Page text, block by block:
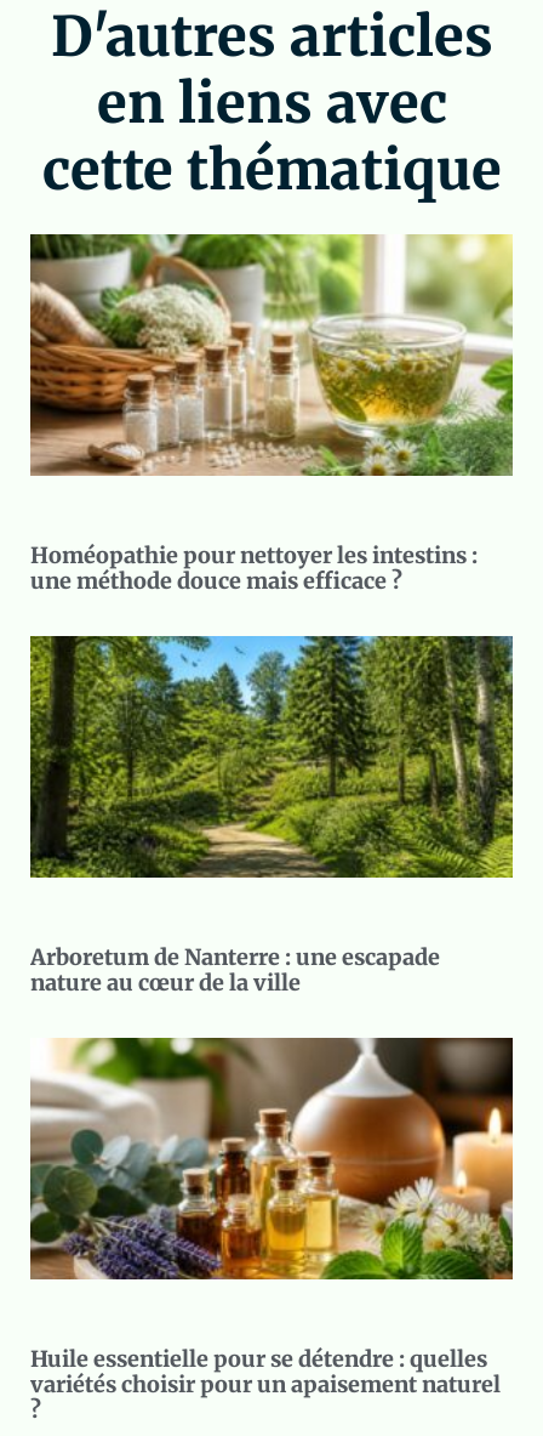
D'autres articles
en liens avec
cette thématique
Homéopathie pour nettoyer les intestins :
une méthode douce mais efficace ?
Arboretum de Nanterre : une escapade
nature au cœur de la ville
Huile essentielle pour se détendre : quelles
variétés choisir pour un apaisement naturel
?